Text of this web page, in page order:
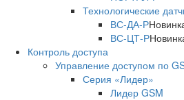
Технологические
ВС-ДА-Р
ВС-ЦТ-Р
Контроль доступа
Управление доступом по
Серия «Лидер»
Лидер GSM